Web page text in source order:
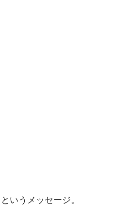
いうメッセージ。